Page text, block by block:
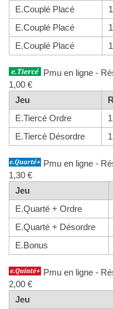
E.Couplé Placé
E.Couplé Placé
E.Couplé Placé
Pmu en ligne -
1,00 €
Jeu
E.Tiercé Ordre
E.Tiercé Désordre
Pmu en ligne -
1,30 €
Jeu
E.Quarté + Ordre
E.Quarté + Désordre
E.Bonus
Pmu en ligne -
2,00 €
Jeu